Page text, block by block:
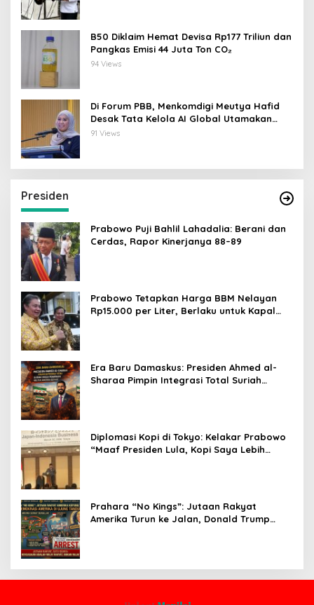
B50 Diklaim Hemat Devisa Rp177 Triliun dan
Pangkas Emisi 44 Juta Ton CO₂
94 Views
Di Forum PBB, Menkomdigi Meutya Hafid
Desak Tata Kelola AI Global Utamakan
Perlindungan Anak
91 Views
Presiden
Prabowo Puji Bahlil Lahadalia: Berani dan
Cerdas, Rapor Kinerjanya 88–89
Prabowo Tetapkan Harga BBM Nelayan
Rp15.000 per Liter, Berlaku untuk Kapal
Era Baru Damaskus: Presiden Ahmed al-
Sharaa Pimpin Integrasi Total Suriah
Diplomasi Kopi di Tokyo: Kelakar Prabowo
“Maaf Presiden Lula, Kopi Saya Lebih
Prahara “No Kings”: Jutaan Rakyat
Amerika Turun ke Jalan, Donald Trump